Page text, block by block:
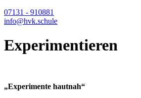
07131 - 910881
info@hvk.schule
Experimentieren
„Experimente hautnah“